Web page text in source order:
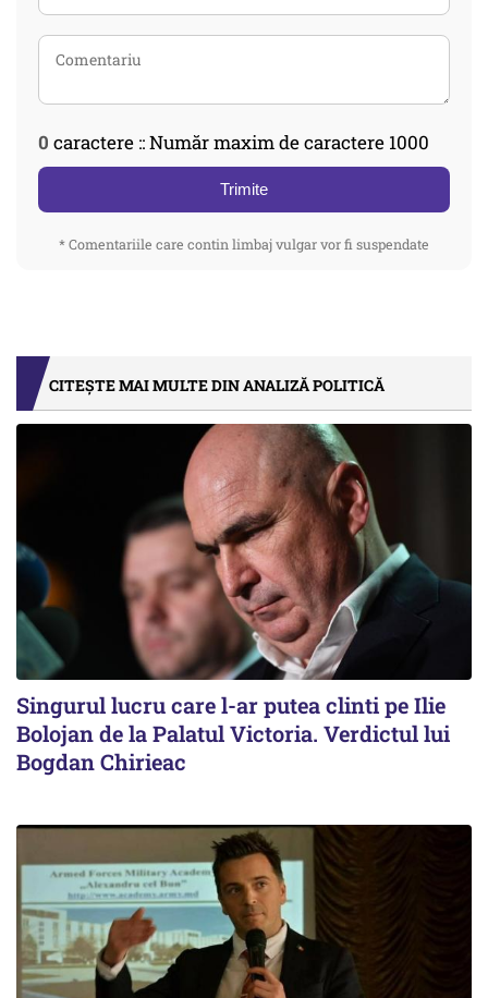
0 caractere :: Număr maxim de caractere 1000
Trimite
* Comentariile care contin limbaj vulgar vor fi suspendate
CITEȘTE MAI MULTE DIN ANALIZĂ POLITICĂ
Singurul lucru care l-ar putea clinti pe Ilie
Bolojan de la Palatul Victoria. Verdictul lui
Bogdan Chirieac